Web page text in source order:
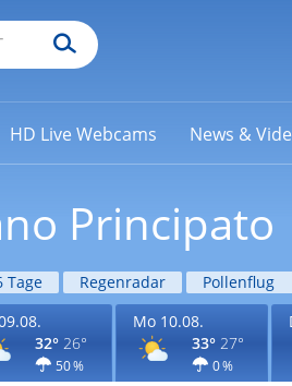
HD Live Webcams News &
Principato
Tage Regenradar Pollenflug
32° 26°
50 %
Mo 10.08.
33° 27°
0 %